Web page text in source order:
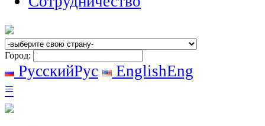
Город:
РусскийРус EnglishEng
≡